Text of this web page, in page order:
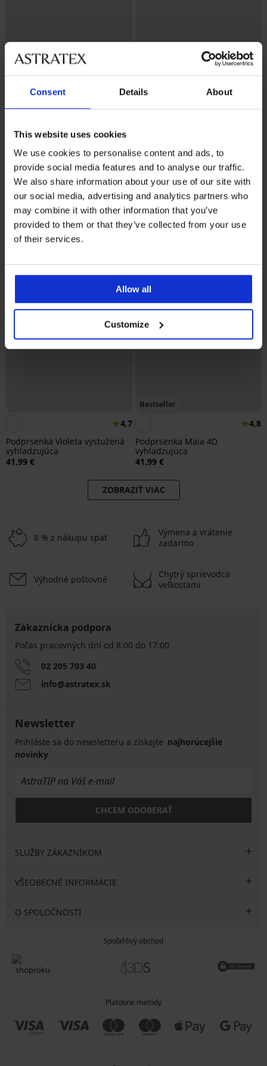
Consent Details About
This website uses cookies
We use cookies to personalise content and ads, to
provide social media features and to analyse our traffic.
We also share information about your use of our site with
our social media, advertising and analytics partners who
may combine it with other information that you’ve
provided to them or that they’ve collected from your use
of their services.
Allow all
Customize
4,9
Podprsenka Maia 4D Soft
Control Deluxe vystužená
41,99 €
Podprsenka Spacer 3D Lady
Grace New
49,99 €
4,7
Podprsenka Violeta vystužená
vyhladzujúca
41,99 €
Bestseller
4,8
Podprsenka Maia 4D
vyhladzujúca
41,99 €
ZOBRAZIŤ VIAC
8 % z nákupu späť
Výmena a vrátenie
zadarmo
Výhodné poštovné
Chytrý sprievodca
veľkosťami
Zákaznícka podpora
Počas pracovných dní od 8:00 do 17:00
02 205 703 40
info@astratex.sk
Newsletter
Prihláste sa do newsletteru a získajte najhorúcejšie
novinky
CHCEM ODOBERAŤ
SLUŽBY ZÁKAZNÍKOM
VŠEOBECNÉ INFORMÁCIE
O SPOLOČNOSTI
Spoľahlivý obchod
Platobné metódy